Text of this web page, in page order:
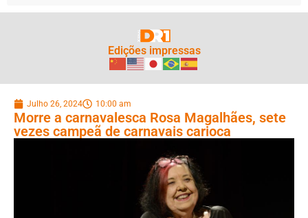
Edições impressas
Julho 26, 2024 10:00 am
Morre a carnavalesca Rosa Magalhães, sete
vezes campeã de carnavais carioca